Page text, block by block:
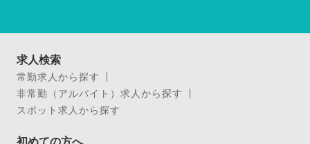
求人検索
常勤求人から探す
非常勤（アルバイト）求人から探す
スポット求人から探す